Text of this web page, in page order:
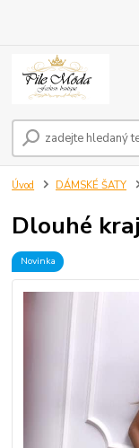
Úvod DÁMSKÉ ŠATY
Dlouhé
Novinka